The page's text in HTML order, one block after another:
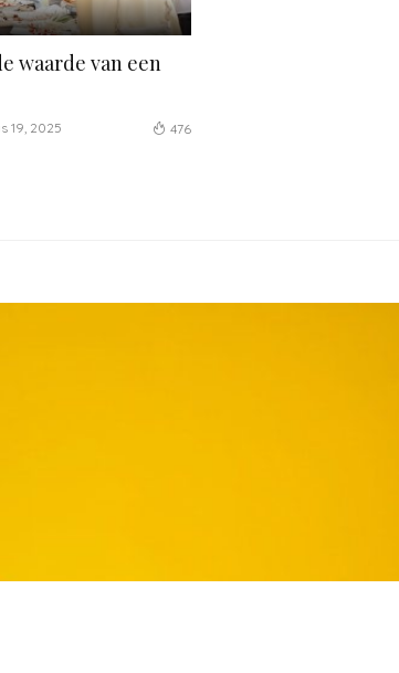
waarde van een
19, 2025 476